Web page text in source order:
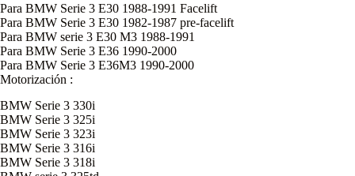
Para BMW Serie 3 E30 1988-1991 Facelift
Para BMW Serie 3 E30 1982-1987 pre-facelift
Para BMW serie 3 E30 M3 1988-1991
Para BMW Serie 3 E36 1990-2000
Para BMW Serie 3 E36M3 1990-2000
Motorización :
BMW Serie 3 330i
BMW Serie 3 325i
BMW Serie 3 323i
BMW Serie 3 316i
BMW Serie 3 318i